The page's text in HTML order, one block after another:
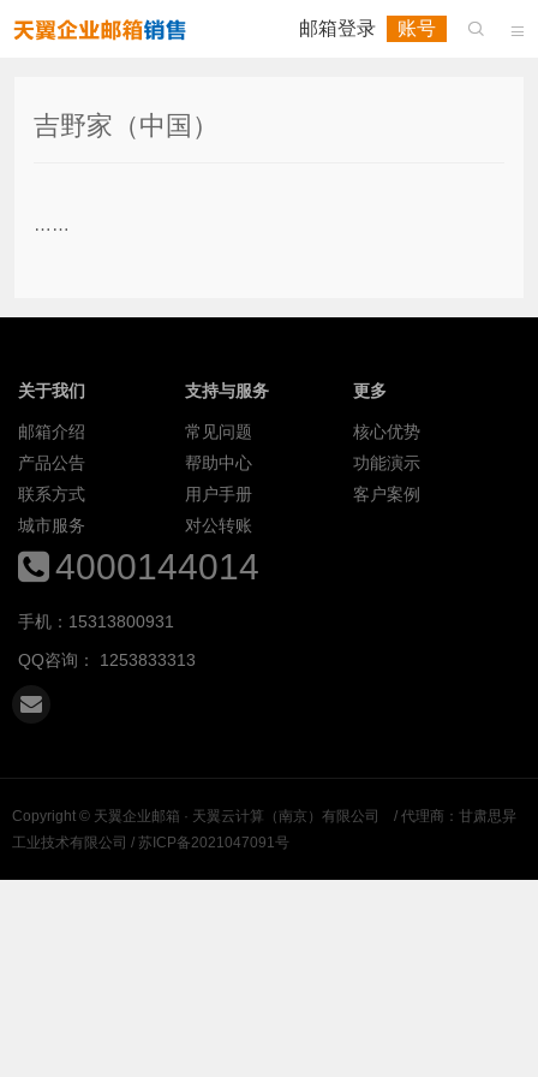

邮箱登录 账号 
吉野家（中国）
……
关于我们
邮箱介绍
产品公告
联系方式
城市服务
支持与服务
常见问题
帮助中心
用户手册
对公转账
更多
核心优势
功能演示
客户案例
4000144014
手机：15313800931
QQ咨询： 1253833313
Copyright © 天翼企业邮箱 · 天翼云计算（南京）有限公司
/ 代理商：甘肃思异
工业技术有限公司 / 苏ICP备2021047091号